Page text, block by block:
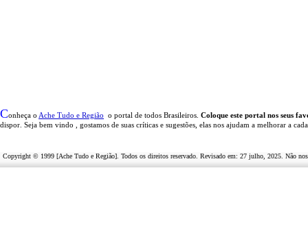
Conheça o Ache Tudo e Região o portal de todos Brasileiros. Coloque este portal nos seus
dispor Seja bem vindo , gostamos de suas críticas e sugestões, elas nos ajudam a melhorar a
Copyright © 1999 [Ache Tudo e Região]. Todos os direitos reservado. Revisado em: 27 julho, 2025 . Não